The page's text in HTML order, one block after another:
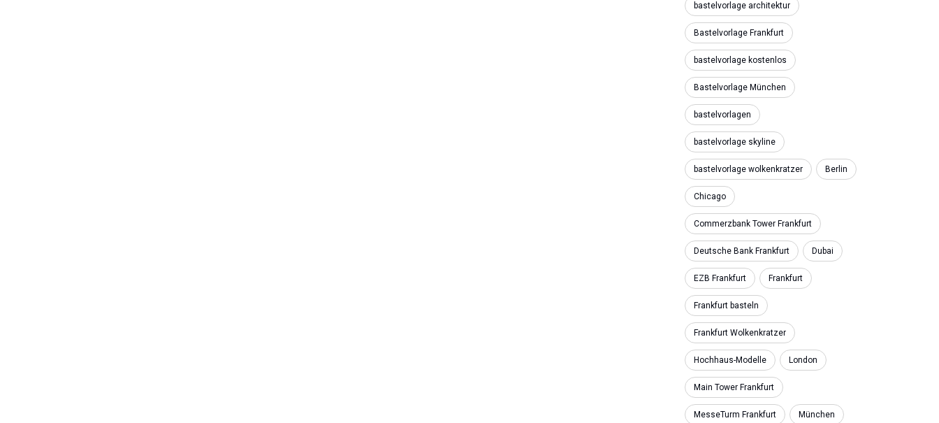
bastelvorlage architektur
Bastelvorlage Frankfurt
bastelvorlage kostenlos
Bastelvorlage München
bastelvorlagen
bastelvorlage skyline
bastelvorlage wolkenkratzer Berlin
Chicago
Commerzbank Tower Frankfurt
Deutsche Bank Frankfurt Dubai
EZB Frankfurt Frankfurt
Frankfurt basteln
Frankfurt Wolkenkratzer
Hochhaus-Modelle London
Main Tower Frankfurt
MesseTurm Frankfurt München